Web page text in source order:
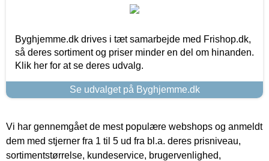
Byghjemme.dk drives i tæt samarbejde med Frishop.dk,
så deres sortiment og priser minder en del om hinanden.
Klik her for at se deres udvalg.
Se udvalget på Byghjemme.dk
Vi har gennemgået de mest populære webshops og anmeldt
dem med stjerner fra 1 til 5 ud fra bl.a. deres prisniveau,
sortimentstørrelse, kundeservice, brugervenlighed,